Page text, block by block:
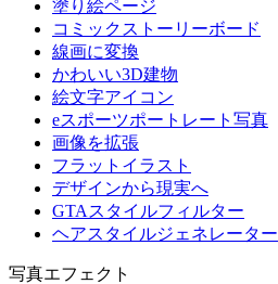
塗り絵ページ
コミックストーリーボード
線画に変換
かわいい3D建物
絵文字アイコン
eスポーツポートレート写真
画像を拡張
フラットイラスト
デザインから現実へ
GTAスタイルフィルター
ヘアスタイルジェネレーター
写真エフェクト